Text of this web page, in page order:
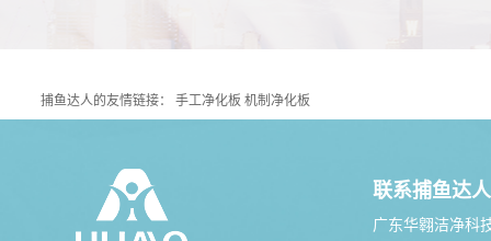
捕鱼达人的友情链接：手工净化板机制净化板
联系捕鱼达人
广东华翱洁净科